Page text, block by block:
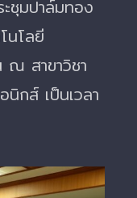
ชุมปาล์มทอง
นโลยี
ณ สาขาวิชา
นิกส์ เป็นเวลา